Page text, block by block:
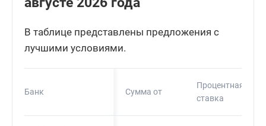
В таблице представлены предложения с
лучшими условиями.
Банк Сумма от
Процентная
ставка